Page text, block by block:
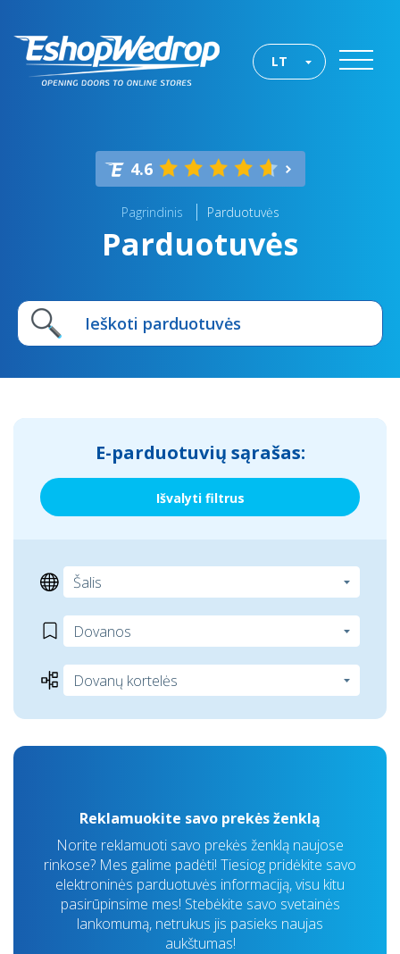
LT
4.6
Pagrindinis Parduotuvės
Parduotuvės
E-parduotuvių sąrašas:
Išvalyti filtrus
Reklamuokite savo prekės ženklą
Norite reklamuoti savo prekės ženklą naujose
rinkose? Mes galime padėti! Tiesiog pridėkite savo
elektroninės parduotuvės informaciją, visu kitu
pasirūpinsime mes! Stebėkite savo svetainės
lankomumą, netrukus jis pasieks naujas
aukštumas!